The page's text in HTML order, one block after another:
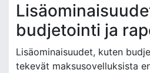
budjetointi ja
Lisäominaisuudet, kuten
tekevät maksusovelluksista